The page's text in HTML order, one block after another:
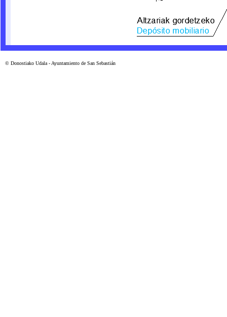
© Donostiako Udala - Ayuntamiento de San Sebastián